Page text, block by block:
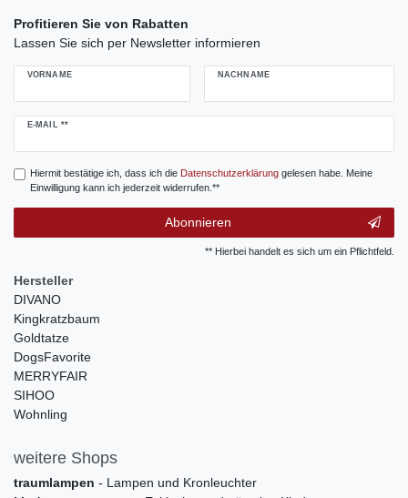
Profitieren Sie von Rabatten
Lassen Sie sich per Newsletter informieren
VORNAME NACHNAME
E-MAIL **
Newsletter
Hiermit bestätige ich, dass ich die Daten­schutz­erklärunggelesen habe. Meine
Einwilligung kann ich jederzeit widerrufen.**
Abonnieren
** Hierbei handelt es sich um ein Pflichtfeld.
Hersteller
DIVANO
Kingkratzbaum
Goldtatze
DogsFavorite
MERRYFAIR
SIHOO
Wohnling
weitere Shops
traumlampen - Lampen und Kronleuchter